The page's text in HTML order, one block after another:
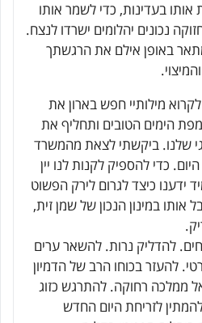
אותו בעדינות, כדי לשמר אותו
נכונים יהלומים ישרדו לנצח.
באופן אילם את הרגשתך
מילותיי חפש בארון את
הימים הטובים ותחליף את
שלנו. ביקשתי לצאת מהמשרד
כדי להספיק לקנות לנו יין
ידענו כיצד לגרום לירק הפשוט
במינון הנכון של שמן זית,
להדליק נרות. להשאר ערים
להעזר בכוחו הרב של הדמיון
ממלכה רחוקה. להתרגש כזוג
לזריחת היום החדש